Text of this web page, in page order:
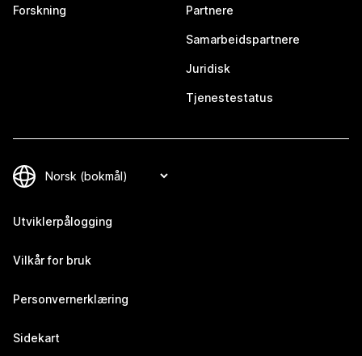
Forskning Partnere
Samarbeidspartnere
Juridisk
Tjenestestatus
Utviklerpålogging
Vilkår for bruk
Personvernerklæring
Sidekart